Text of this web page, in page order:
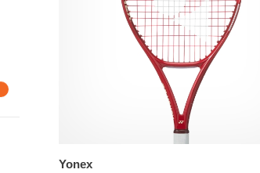
Yonex